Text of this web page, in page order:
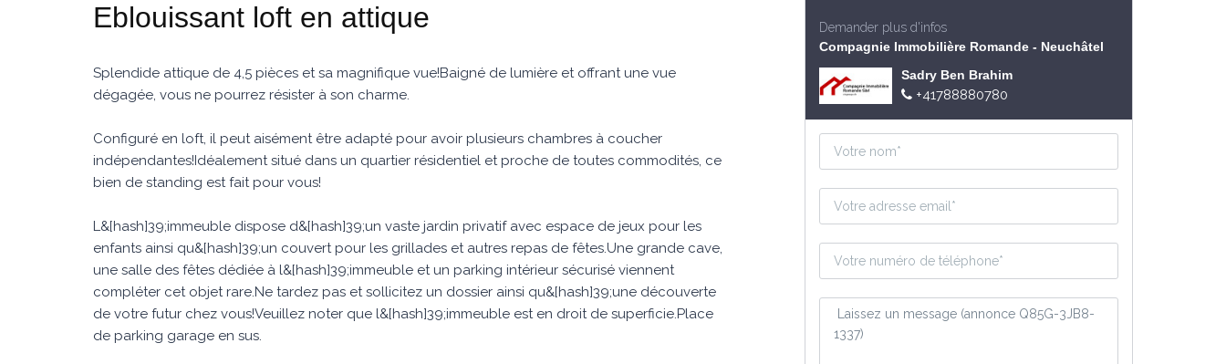
Eblouissant loft en attique
Splendide attique de 4,5 pièces et sa magnifique vue!Baigné de lumière et offrant une vue
dégagée, vous ne pourrez résister à son charme.
Configuré en loft, il peut aisément être adapté pour avoir plusieurs chambres à coucher
indépendantes!Idéalement situé dans un quartier résidentiel et proche de toutes commodités, ce
bien de standing est fait pour vous!
L&[hash]39;immeuble dispose d&[hash]39;un vaste jardin privatif avec espace de jeux pour les
enfants ainsi qu&[hash]39;un couvert pour les grillades et autres repas de fêtes.Une grande cave,
une salle des fêtes dédiée à l&[hash]39;immeuble et un parking intérieur sécurisé viennent
compléter cet objet rare.Ne tardez pas et sollicitez un dossier ainsi qu&[hash]39;une découverte
de votre futur chez vous!Veuillez noter que l&[hash]39;immeuble est en droit de superficie.Place
de parking garage en sus.
Demander plus d'infos
Compagnie Immobilière Romande - Neuchâtel
Sadry Ben Brahim
+41788880780